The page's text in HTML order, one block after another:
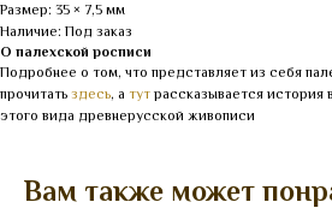
Размер: 35 × 7,5 мм
Наличие: Под заказ
О палехской росписи
Подробнее о том, что представляет из себя
прочитать здесь, а тут рассказывается история
этого вида древнерусской живописи
Вам также может